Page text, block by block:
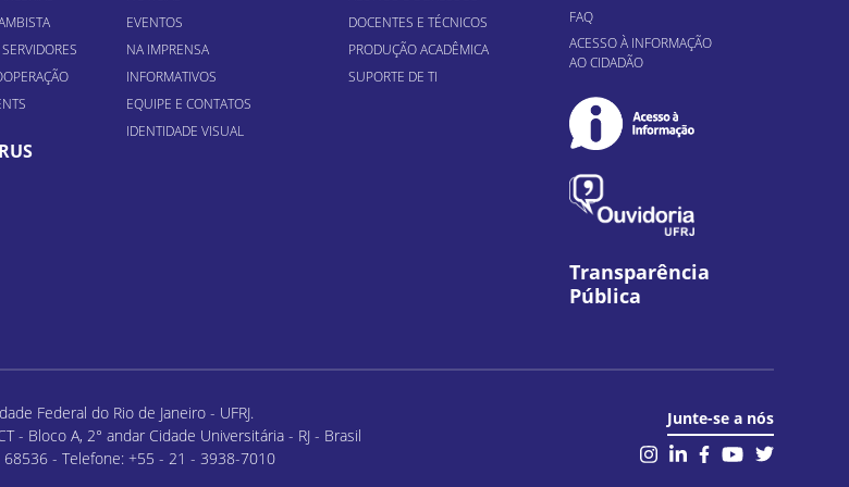
EVENTOS
NA IMPRENSA
INFORMATIVOS
EQUIPE E CONTATOS
IDENTIDADE VISUAL
DOCENTES E TÉCNICOS
PRODUÇÃO ACADÊMICA
SUPORTE DE TI
FAQ
ACESSO À INFORMAÇÃO
AO CIDADÃO
Transparência
Pública
Federal do Rio de Janeiro - UFRJ.
- Bloco A, 2° andar Cidade Universitária - RJ - Brasil
68536 - Telefone: +55 - 21 - 3938-7010
Junte-se a nós